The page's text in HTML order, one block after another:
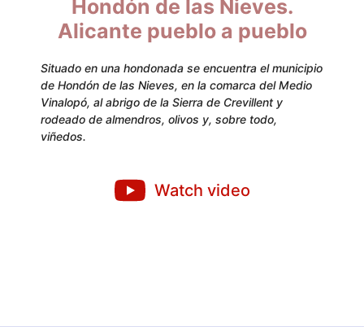
Hondón de las Nieves.
Alicante pueblo a pueblo
Situado en una hondonada se encuentra el municipio
de Hondón de las Nieves, en la comarca del Medio
Vinalopó, al abrigo de la Sierra de Crevillent y
rodeado de almendros, olivos y, sobre todo,
viñedos.
Watch video